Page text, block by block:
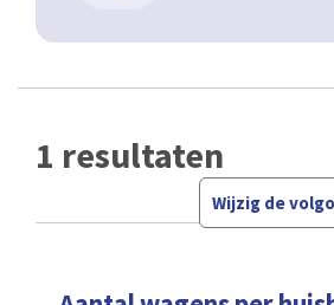
1 resultaten
Wijzig de